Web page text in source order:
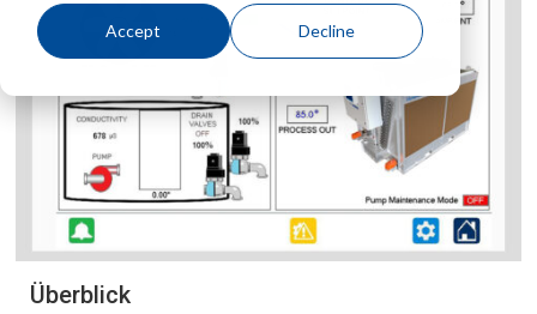
Accept Decline
Überblick